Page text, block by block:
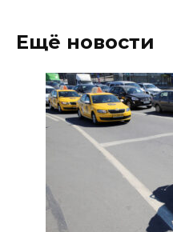
Ещё новости